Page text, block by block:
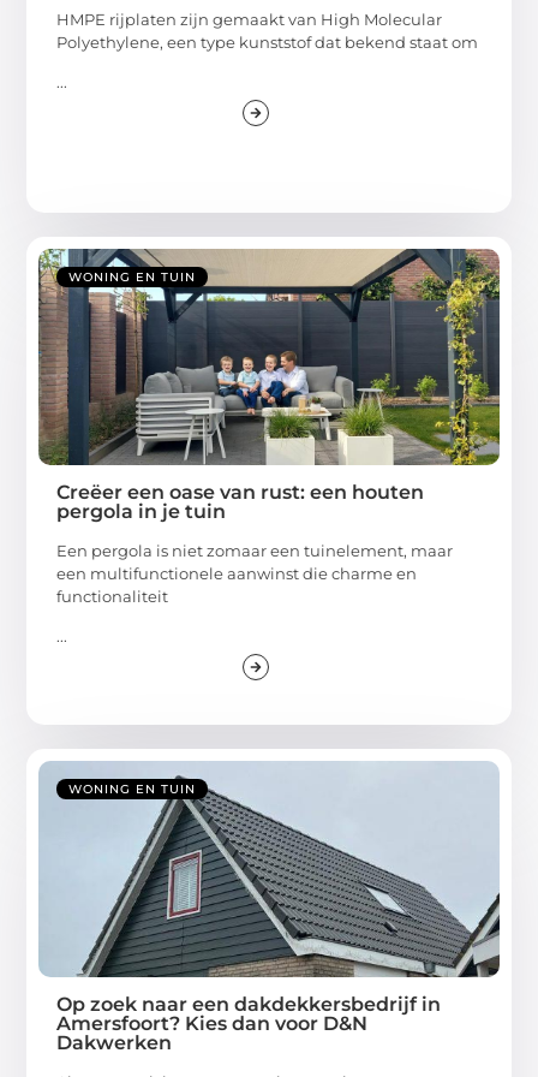
HMPE rijplaten zijn gemaakt van High Molecular
Polyethylene, een type kunststof dat bekend staat om
...
WONING EN TUIN
Creëer een oase van rust: een houten
pergola in je tuin
Een pergola is niet zomaar een tuinelement, maar
een multifunctionele aanwinst die charme en
functionaliteit
...
WONING EN TUIN
Op zoek naar een dakdekkersbedrijf in
Amersfoort? Kies dan voor D&N
Dakwerken